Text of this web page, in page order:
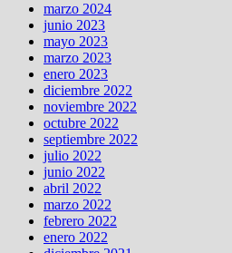
marzo 2024
junio 2023
mayo 2023
marzo 2023
enero 2023
diciembre 2022
noviembre 2022
octubre 2022
septiembre 2022
julio 2022
junio 2022
abril 2022
marzo 2022
febrero 2022
enero 2022